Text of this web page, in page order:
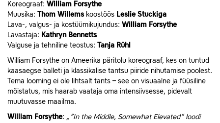
Koreograaf: William Forsythe
Muusika: Thom Willemskoostöös Leslie Stuckiga
Lava-, valgus- ja kostüümikujundus: William Forsythe
Lavastaja: Kathryn Bennetts
Valguse ja tehniline teostus: Tanja Rühl
William Forsythe on Ameerika päritolu koreograaf, kes on tuntud
kaasaegse balleti ja klassikalise tantsu piiride nihutamise poolest.
Tema looming ei ole lihtsalt tants – see on visuaalne ja füüsiline
mõistatus, mis haarab vaataja oma intensiivsesse, pidevalt
muutuvasse maailma.
William Forsythe: „“In the Middle, Somewhat Elevated“ loodi